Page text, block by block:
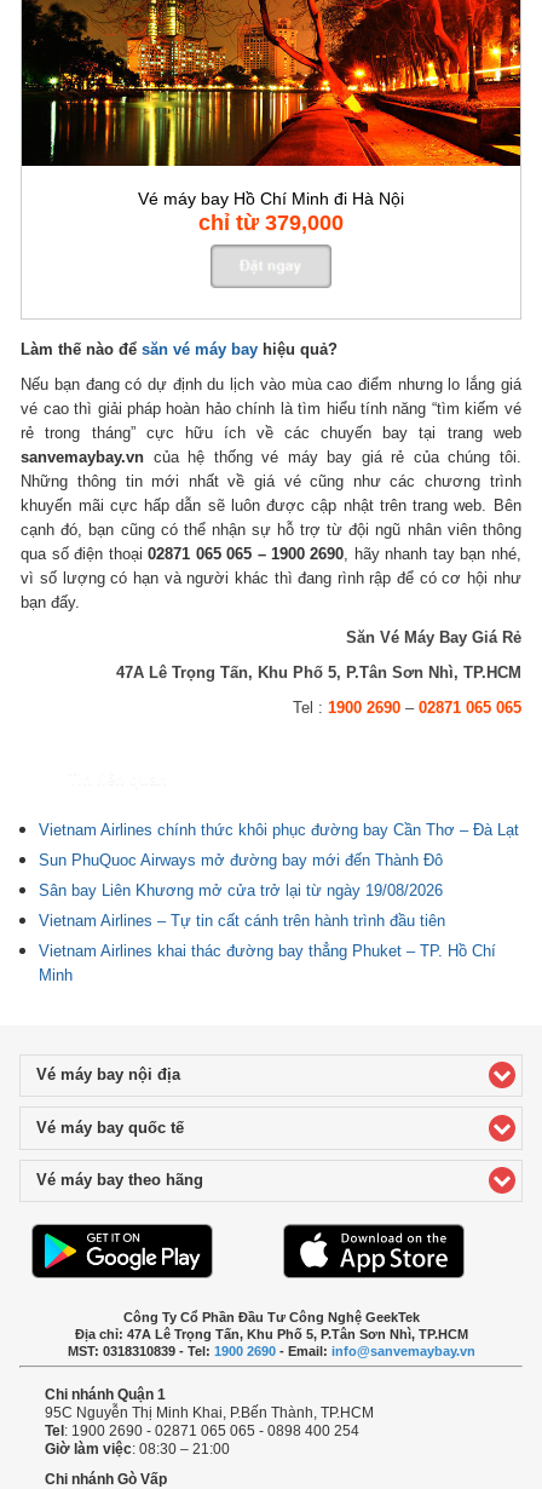
Vé máy bay Hồ Chí Minh đi Hà Nội
chỉ từ 379,000
Làm thế nào để săn vé máy bay hiệu quả?
Nếu bạn đang có dự định du lịch vào mùa cao điểm nhưng lo lắng giá
vé cao thì giải pháp hoàn hảo chính là tìm hiểu tính năng “tìm kiếm vé
rẻ trong tháng” cực hữu ích về các chuyến bay tại trang web
sanvemaybay.vn của hệ thống vé máy bay giá rẻ của chúng tôi.
Những thông tin mới nhất về giá vé cũng như các chương trình
khuyến mãi cực hấp dẫn sẽ luôn được cập nhật trên trang web. Bên
cạnh đó, bạn cũng có thể nhận sự hỗ trợ từ đội ngũ nhân viên thông
qua số điện thoại02871 065 065 – 1900 2690 , hãy nhanh tay bạn nhé,
vì số lượng có hạn và người khác thì đang rình rập để có cơ hội như
bạn đấy.
Săn Vé Máy Bay Giá Rẻ
47A Lê Trọng Tấn, Khu Phố 5, P.Tân Sơn Nhì, TP.HCM
Tel : 1900 2690– 02871 065 065
Vietnam Airlines chính thức khôi phục đường bay Cần Thơ – Đà Lạt
Sun PhuQuoc Airways mở đường bay mới đến Thành Đô
Sân bay Liên Khương mở cửa trở lại từ ngày 19/08/2026
Vietnam Airlines – Tự tin cất cánh trên hành trình đầu tiên
Vietnam Airlines khai thác đường bay thẳng Phuket – TP. Hồ Chí
Minh
Vé máy bay nội địaclick to expand contents
Vé máy bay quốc tếclick to expand contents
Vé máy bay theo hãng
Công Ty Cổ Phần Đầu Tư Công Nghệ GeekTek
Địa chỉ: 47A Lê Trọng Tấn, Khu Phố 5, P.Tân Sơn Nhì, TP.HCM
MST: 0318310839 - Tel: 1900 2690- Email: info@sanvemaybay.vn
Chi nhánh Quận 1
95C Nguyễn Thị Minh Khai, P.Bến Thành, TP.HCM
Tel: 1900 2690 - 02871 065 065 - 0898 400 254
Giờ làm việc: 08:30 – 21:00
Chi nhánh Gò Vấp